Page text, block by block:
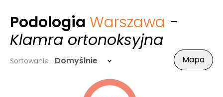
Podologia Warszawa -
Klamra ortonoksyjna
Sortowanie Domyślnie Mapa